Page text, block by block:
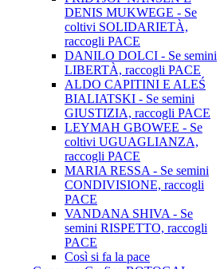
DENIS MUKWEGE - Se
coltivi SOLIDARIETÀ,
raccogli PACE
DANILO DOLCI - Se semini
LIBERTÀ, raccogli PACE
ALDO CAPITINI E ALEŚ
BIALIATSKI - Se semini
GIUSTIZIA, raccogli PACE
LEYMAH GBOWEE - Se
coltivi UGUAGLIANZA,
raccogli PACE
MARIA RESSA - Se semini
CONDIVISIONE, raccogli
PACE
VANDANA SHIVA - Se
semini RISPETTO, raccogli
PACE
Così si fa la pace